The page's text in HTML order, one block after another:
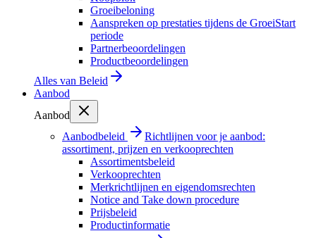
Groeibeloning
Aanspreken op prestaties tijdens de GroeiStart
periode
Partnerbeoordelingen
Productbeoordelingen
Alles van Beleid
Aanbod
Aanbod
Aanbodbeleid
Richtlijnen voor je aanbod:
assortiment, prijzen en verkooprechten
Assortimentsbeleid
Verkooprechten
Merkrichtlijnen en eigendomsrechten
Notice and Take down procedure
Prijsbeleid
Productinformatie